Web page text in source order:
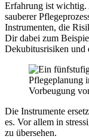
Erfahrung ist wichtig.
sauberer
Instrumenten, die
Dir dabei zum
Dekubitusrisiken und
Die Instrumente
es. Vor allem in
zu übersehen.